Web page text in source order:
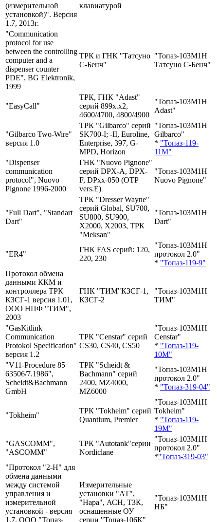
(измерительной
установкой)". Версия
1.7, 2013г.
клавиатурой
"Communication
protocol for use
between the controlling
computer and a
dispenser counter
PDE", BG Elektronik,
1999
ТРК и ГНК "Татсуно
С-Бенч"
"Топаз-103М1H
Татсуно С-Бенч"
"EasyCall"
ТРК, ГНК "Adast"
серий 899х.х2,
4600/4700, 4800/4900
"Топаз-103М1H
Adast"
"Gilbarco Two-Wire"
версия 1.0
ТРК "Gilbarco" серий
SK700-I; -II, Euroline,
Enterprise, 397, G-
MPD, Horizon
"Топаз-103М1H
Gilbarco"
* "Топаз-119-
11М"
"Dispenser
communication
protocol", Nuovo
Pignone 1996-2000
ГНК "Nuovo Pignone"
серий DPX-A, DPX-
F, DPxx-050 (OTP
vers.E)
"Топаз-103М1H
Nuovo Pignone"
"Full Dart", "Standart
Dart"
ТРК "Dresser Wayne"
серий Global, SU700,
SU800, SU900,
Х2000, Х2003, ТРК
"Meksan"
"Топаз-103М1H
Dart"
"ER4"
ГНК FAS серий: 120,
220, 230
"Топаз-103М1H
протокол 2.0"
* "Топаз-119-9"
Протокол обмена
данными ККМ и
контроллера ТРК
КЗСГ-1 версия 1.01,
ООО НПФ "ТИМ",
2003
ГНК "ТИМ"КЗСГ-1,
КЗСГ-2
"Топаз-103М1H
ТИМ"
"GasKitlink
Communication
Protokol Specification"
версия 1.2
ТРК "Censtar" серий
CS30, CS40, CS50
"Топаз-103М1H
Censtar"
* "Топаз-119-
10М"
"V11-Procedure 85
63506/7.1986",
Scheidt&Bachmann
GmbH
ТРК "Scheidt &
Bachmann" серий
2400, MZ4000,
MZ6000
"Топаз-103М1H
протокол 2.0"
* "Топаз-319-04"
"Tokheim"
ТРК "Tokheim" серий
Quantium, Premier
"Топаз-103М1H
Tokheim"
* "Топаз-119-
19М"
"GASCOMM",
"ASCOMM"
ТРК "Autotank"серии
Nordiclane
"Топаз-103М1H
протокол 2.0"
*"Топаз-319-03"
"Протокол "2-Н" для
обмена данными
между системой
управления и
измерительной
установкой - версия
1.7, ООО "Топаз-
Измерительные
установки "АТ",
"Нара", АСН, ТЗК,
оснащенные ОУ
серии "Топаз-106К"
"Топаз-103М1H
НБ"